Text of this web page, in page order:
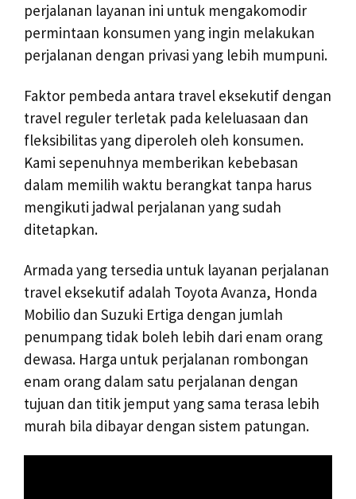
perjalanan layanan ini untuk mengakomodir
permintaan konsumen yang ingin melakukan
perjalanan dengan privasi yang lebih mumpuni.
Faktor pembeda antara travel eksekutif dengan
travel reguler terletak pada keleluasaan dan
fleksibilitas yang diperoleh oleh konsumen.
Kami sepenuhnya memberikan kebebasan
dalam memilih waktu berangkat tanpa harus
mengikuti jadwal perjalanan yang sudah
ditetapkan.
Armada yang tersedia untuk layanan perjalanan
travel eksekutif adalah Toyota Avanza, Honda
Mobilio dan Suzuki Ertiga dengan jumlah
penumpang tidak boleh lebih dari enam orang
dewasa. Harga untuk perjalanan rombongan
enam orang dalam satu perjalanan dengan
tujuan dan titik jemput yang sama terasa lebih
murah bila dibayar dengan sistem patungan.